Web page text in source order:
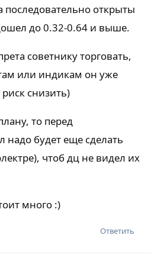
последовательно открыты
до 0.32-0.64 и выше.
советнику торговать,
или индикам он уже
снизить)
то перед
надо будет еще сделать
чтоб дц не видел их
много :)
Ответить